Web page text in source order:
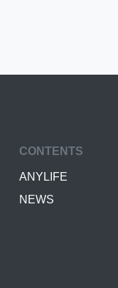
CONTENTS
ANYLIFE
NEWS